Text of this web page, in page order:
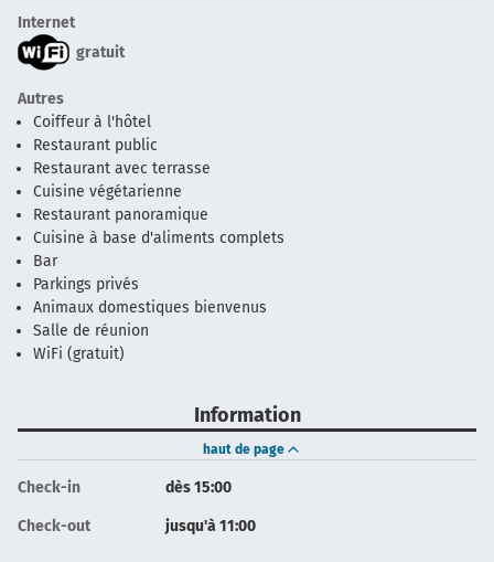
Internet
gratuit
Autres
Coiffeur à l'hôtel
Restaurant public
Restaurant avec terrasse
Cuisine végétarienne
Restaurant panoramique
Cuisine à base d'aliments complets
Bar
Parkings privés
Animaux domestiques bienvenus
Salle de réunion
WiFi (gratuit)
Information
haut de page
Check-in dès 15:00
Check-out jusqu'à 11:00